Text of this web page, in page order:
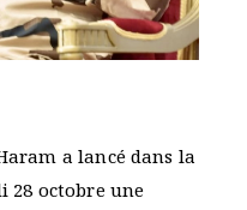
a lancé dans la
28 octobre une